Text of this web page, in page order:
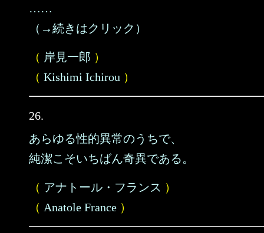
……
（→続きはクリック）
（ 岸見一郎 ）
（ Kishimi Ichirou ）
26.
あらゆる性的異常のうちで、
純潔こそいちばん奇異である。
（ アナトール・フランス ）
（ Anatole France ）